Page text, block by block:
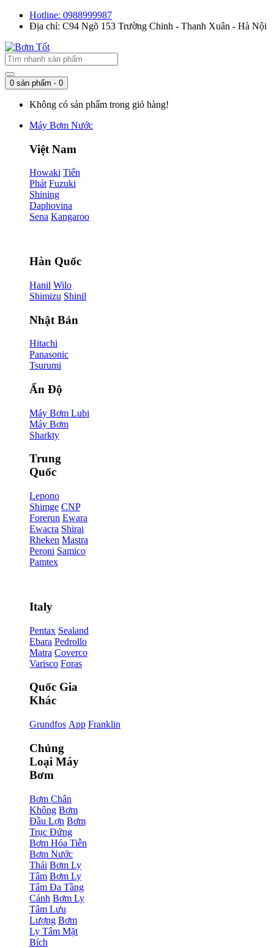
Hotline: 0988999987
Địa chỉ: C94 Ngõ 153 Trường Chinh - Thanh Xuân - Hà Nội
0 sản phẩm - 0
Không có sản phẩm trong giỏ hàng!
Máy Bơm Nước
Việt Nam
Howaki Tiến
Phát Fuzuki
Shining
Daphovina
Sena Kangaroo
Hàn Quốc
Hanil Wilo
Shimizu Shinil
Nhật Bản
Hitachi
Panasonic
Tsurumi
Ấn Độ
Máy Bơm Lubi
Máy Bơm
Sharkty
Trung
Quốc
Lepono
Shimge CNP
Forerun Ewara
Ewacra Shirai
Rheken Mastra
Peroni Samico
Pamtex
Italy
Pentax Sealand
Ebara Pedrollo
Matra Coverco
Varisco Foras
Quốc Gia
Khác
Grundfos App Franklin
Chủng
Loại Máy
Bơm
Bơm Chân
Không Bơm
Đầu Lợn Bơm
Trục Đứng
Bơm Hỏa Tiễn
Bơm Nước
Thải Bơm Ly
Tâm Bơm Ly
Tâm Đa Tầng
Cánh Bơm Ly
Tâm Lưu
Lượng Bơm
Ly Tâm Mặt
Bích